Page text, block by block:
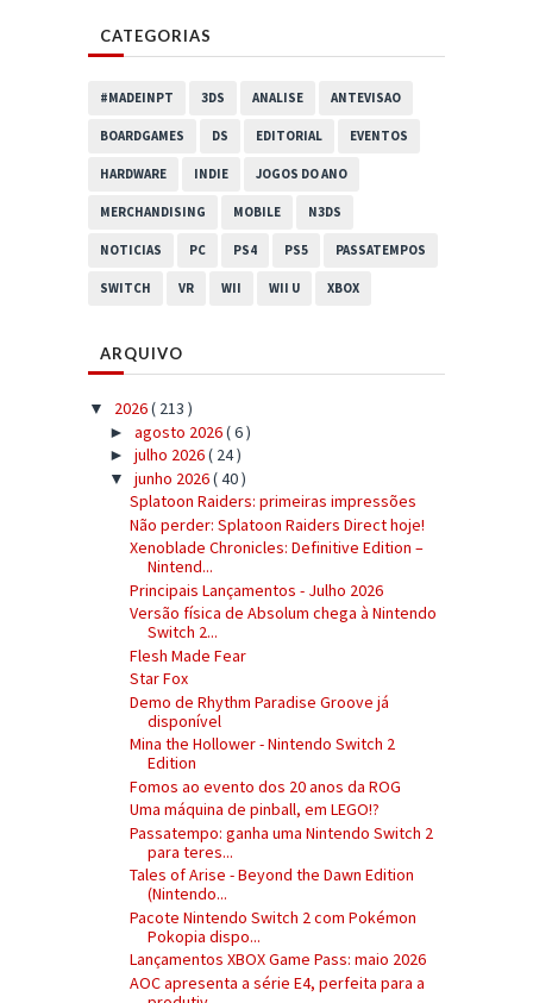
CATEGORIAS
#MADEINPT 3DS ANALISE ANTEVISAO
BOARDGAMES DS EDITORIAL EVENTOS
HARDWARE INDIE JOGOS DO ANO
MERCHANDISING MOBILE N3DS
NOTICIAS PC PS4 PS5 PASSATEMPOS
SWITCH VR WII WII U XBOX
ARQUIVO
▼ 2026( 213 )
► agosto 2026( 6 )
► julho 2026( 24 )
▼ junho 2026( 40 )
Splatoon Raiders: primeiras impressões
Não perder: Splatoon Raiders Direct hoje!
Xenoblade Chronicles: Definitive Edition –
Nintend...
Principais Lançamentos - Julho 2026
Versão física de Absolum chega à Nintendo
Switch 2...
Flesh Made Fear
Star Fox
Demo de Rhythm Paradise Groove já
disponível
Mina the Hollower - Nintendo Switch 2
Edition
Fomos ao evento dos 20 anos da ROG
Uma máquina de pinball, em LEGO!?
Passatempo: ganha uma Nintendo Switch 2
para teres...
Tales of Arise - Beyond the Dawn Edition
(Nintendo...
Pacote Nintendo Switch 2 com Pokémon
Pokopia dispo...
Lançamentos XBOX Game Pass: maio 2026
AOC apresenta a série E4, perfeita para a